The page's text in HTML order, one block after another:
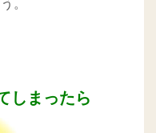
。
しまったら